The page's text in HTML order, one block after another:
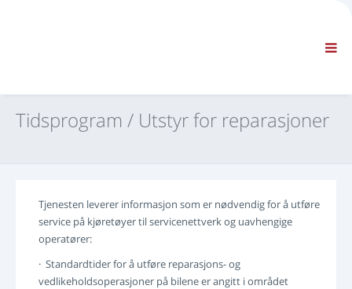
STANDARD NAVIGERING
VILKÅR OG BETINGELSER
Reservedelskatalog
Opplæring
Special Tools
Tidsprogram / Utstyr for reparasjoner
Tjenesten leverer informasjon som er nødvendig for å utføre
service på kjøretøyer til servicenettverk og uavhengige
operatører:
· Standardtider for å utføre reparasjons- og
vedlikeholdsoperasjoner på bilene er angitt i området